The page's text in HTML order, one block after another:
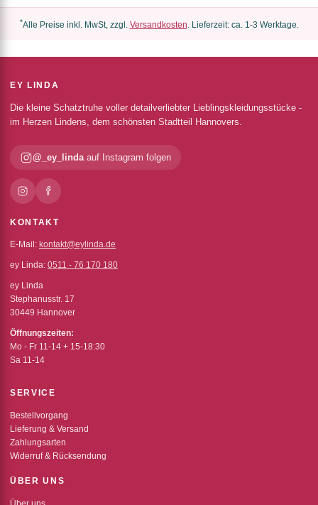
*Alle Preise inkl. MwSt, zzgl. Versandkosten. Lieferzeit: ca. 1-3 Werktage.
EY LINDA
Die kleine Schatztruhe voller detailverliebter Lieblingskleidungsstücke -
im Herzen Lindens, dem schönsten Stadtteil Hannovers.
@_ey_lindaauf Instagram folgen
KONTAKT
E-Mail: kontakt@eylinda.de
ey Linda: 0511 - 76 170 180
ey Linda
Stephanusstr. 17
30449 Hannover
Öffnungszeiten:
Mo - Fr 11-14 + 15-18:30
Sa 11-14
SERVICE
Bestellvorgang
Lieferung & Versand
Zahlungsarten
Widerruf & Rücksendung
ÜBER UNS